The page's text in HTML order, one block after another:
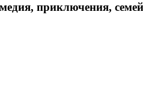
приключения,